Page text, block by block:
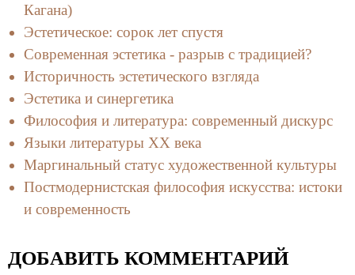
Кагана)
Эстетическое: сорок лет спустя
Современная эстетика - разрыв с традицией?
Историчность эстетического взгляда
Эстетика и синергетика
Философия и литература: современный дискурс
Языки литературы ХХ века
Маргинальный статус художественной культуры
Постмодернистская философия искусства: истоки
и современность
ДОБАВИТЬ КОММЕНТАРИЙ